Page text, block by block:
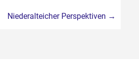
Niederalteicher Perspektiven →